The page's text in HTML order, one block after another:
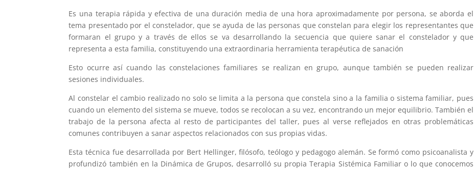
Es una terapia rápida y efectiva de una duración media de una hora aproximadamente por persona, se aborda el
tema presentado por el constelador, que se ayuda de las personas que constelan para elegir los representantes que
formaran el grupo y a través de ellos se va desarrollando la secuencia que quiere sanar el constelador y que
representa a esta familia, constituyendo una extraordinaria herramienta terapéutica de sanación
Esto ocurre así cuando las constelaciones familiares se realizan en grupo, aunque también se pueden realizar
sesiones individuales.
Al constelar el cambio realizado no solo se limita a la persona que constela sino a la familia o sistema familiar, pues
cuando un elemento del sistema se mueve, todos se recolocan a su vez, encontrando un mejor equilibrio. También el
trabajo de la persona afecta al resto de participantes del taller, pues al verse reflejados en otras problemáticas
comunes contribuyen a sanar aspectos relacionados con sus propias vidas.
Esta técnica fue desarrollada por Bert Hellinger, filósofo, teólogo y pedagogo alemán. Se formó como psicoanalista y
profundizó también en la Dinámica de Grupos, desarrolló su propia Terapia Sistémica Familiar o lo que conocemos